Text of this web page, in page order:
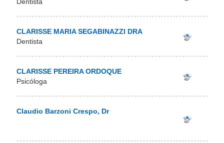
CLARISSE MARIA SEGABINAZZI DRA
Dentista
CLARISSE PEREIRA ORDOQUE
Psicóloga
Claudio Barzoni Crespo, Dr